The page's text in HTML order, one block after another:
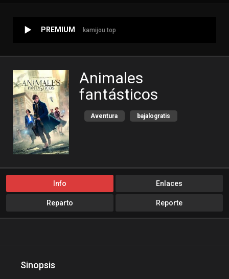
PREMIUM kamijou.top
Animales
fantásticos
Aventura bajalogratis
Info Enlaces
Reparto Reporte
Sinopsis